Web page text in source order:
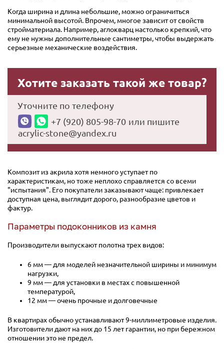
Когда ширина и длина небольшие, можно ограничиться
минимальной высотой. Впрочем, многое зависит от свойств
стройматериала. Например, аглокварц настолько крепкий, что
ему не нужны дополнительные сантиметры, чтобы выдержать
серьезные механические воздействия.
Хотите заказать такой же товар?
Уточните по телефону
+7 (920) 805-98-70 или пишите
acrylic-stone@yandex.ru
Композит из акрила хотя немного уступает по
характеристикам, но тоже неплохо справляется со всеми
"испытания". Его покупатели заказывают чаще: привлекает
доступная цена, выглядит дорого, разнообразие цветов и
фактур.
Параметры подоконников из камня
Производители выпускают полотна трех видов:
6 мм — для моделей незначительной ширины и минимум
нагрузки,
9 мм — для установки в местах с повышенной
температурой,
12 мм — очень прочные и долговечные
В квартирах обычно устанавливают 9-миллиметровые изделия.
Изготовители дают на них до 15 лет гарантии, но при бережном
отношении это не предел.